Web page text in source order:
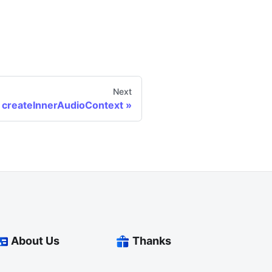
Next
createInnerAudioContext
About Us Thanks